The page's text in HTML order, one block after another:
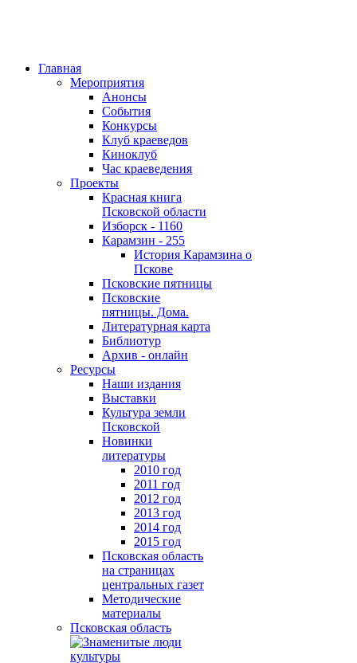
Главная
Мероприятия
Анонсы
События
Конкурсы
Клуб краеведов
Киноклуб
Час краеведения
Проекты
Красная книга
Псковской области
Изборск - 1160
Карамзин - 255
История Карамзина о
Пскове
Псковские пятницы
Псковские
пятницы. Дома.
Литературная карта
Библиотур
Архив - онлайн
Ресурсы
Наши издания
Выставки
Культура земли
Псковской
Новинки
литературы
2010 год
2011 год
2012 год
2013 год
2014 год
2015 год
Псковская область
на страницах
центральных газет
Методические
материалы
Псковская область